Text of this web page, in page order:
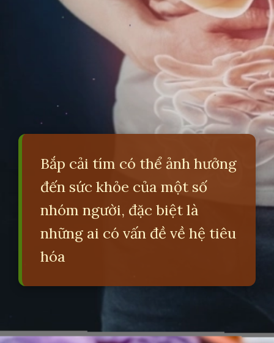
Bắp cải tím có thể ảnh hưởng
đến sức khỏe của một số
nhóm người, đặc biệt là
những ai có vấn đề về hệ tiêu
hóa